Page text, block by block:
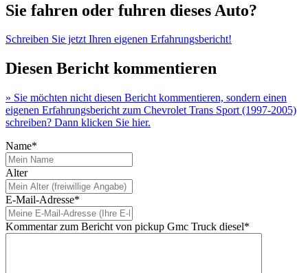
Sie fahren oder fuhren dieses Auto?
Schreiben Sie jetzt Ihren eigenen Erfahrungsbericht!
Diesen Bericht kommentieren
» Sie möchten nicht diesen Bericht kommentieren, sondern einen
eigenen Erfahrungsbericht zum Chevrolet Trans Sport (1997-2005)
schreiben? Dann klicken Sie hier.
Name*
Alter
E-Mail-Adresse*
Kommentar zum Bericht von pickup Gmc Truck diesel*